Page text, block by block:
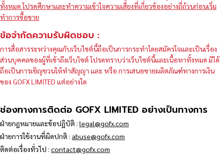
ทั้งหมด โปรดศึกษาและทำความเข้าใจความเสี่ยงที่เกี่ยวข้องอย่างถี่ถ้วนก่อนเริ่ม
ทำการซื้อขาย
ข้อจำกัดความรับผิดชอบ :
การสื่อสารระหว่างคุณกับเว็บไซต์นี้ถือเป็นการกระทำโดยสมัครใจและเป็นเรื่อง
ส่วนบุคคลของผู้ที่เข้าถึงเว็บไซต์ โปรดทราบว่าเว็บไซต์นี้และเนื้อหาทั้งหมด มิได้
ถือเป็นการเชิญชวนให้ทำสัญญา และ หรือ การเสนอขายผลิตภัณฑ์ทางการเงิน
ของ GOFX LIMITED แต่อย่างใด
ช่องทางการติดต่อ GOFX LIMITED อย่างเป็นทางการ
ฝ่ายกฎหมายและข้อปฏิบัติ : legal@gofx.com
ฝ่ายการใช้งานที่ผิดปกติ : abuse@gofx.com
ติดต่อเรื่องทั่วไป : contact@gofx.com